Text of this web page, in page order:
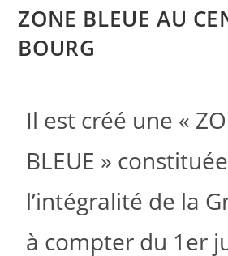
ZONE BLEUE AU
BOURG
Il est créé une «
BLEUE »
l’intégralité de la
à compter du 1er